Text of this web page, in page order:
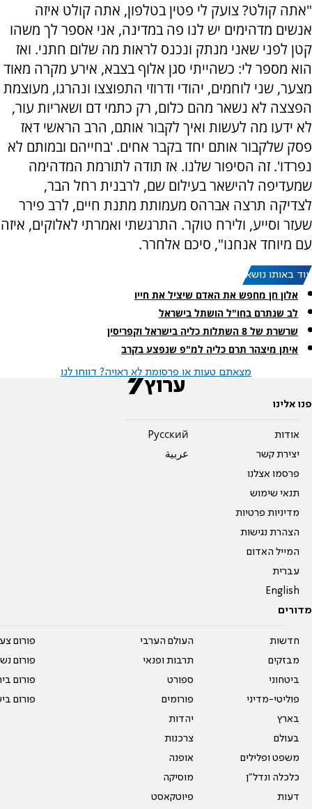
"אתה קולט? צועק לי פטין בטלפון, אתה קולט איזה
אנשים מדהימים יש לנו פה במדינה, אני אספר לך משהו
קטן לפני שאני מנתק ונכנס לראות מה שלום חתני. ואז
הוא מספר לי: כשהייתי סגן אלוף בצבא, אירע מקרה מאוד
מצער, שני לוחמים, יהודי ודרוזי התפוצצו ונהרגו, מעוצמת
הפצצה לא נשאר מהם כלום, רק כתמי דם ושאריות עור,
לא ידעו מה לעשות ואיך לקבור אותם, הרב הראשי דאז
פסק שלקבור אותם יחד בקבר אחים. 'בחייהם ובמותם לא
נפרדו'. זה הסיפור שלנו. אז תודה לתורמת המדהימה
שמעדיפה להישאר בעילום שם, לרבנית רחל הבר,
לצדיקה תרצה אברהס מעמותת מתנת חיים, לרב פירר
שעזר וסייע, ולירח טוקר. התרגשתי ואמרתי לאלוקים, איזה
עם מיוחד אנחנו", סיכם אלחרר.
עוד באותו נושא:
אלון חן מחפש את האדם שיציל את חייו
לב שנתרם בחו"ל הושתל בישראל
שרשרת של 8 השתלות כליה בישראל וקפריסין
איתן מיצהר תרם כליה למ"פ שנפצע בקרב
מצאתם טעות או פרסומת לא ראויה? דווחו לנו
פנו אלינו
אודות
יצירת קשר
פרסמו אצלנו
תנאי שימוש
מדיניות פרטיות
הצהרת נגישות
המייל האדום
עברית
English
Pусский
عربية
מדורים
חדשות
מבזקים
ביטחוני
פוליטי-מדיני
בארץ
בעולם
משפט ופלילים
כלכלה ונדל"ן
דעות
העולם הערבי
תרבות ופנאי
ספורט
פורומים
יהדות
צרכנות
אופנה
מוסיקה
פיוטקאסט
פורום
פורום
פורום
פורום